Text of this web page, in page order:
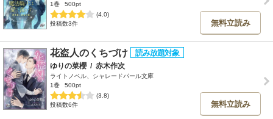
1巻
500pt
(4.0)
投稿数3件
無料立読み
花盗人のくちづけ
ゆりの菜櫻 / 赤木作次
ライトノベル、シャレードパール文庫
1巻
500pt
(3.8)
投稿数6件
無料立読み